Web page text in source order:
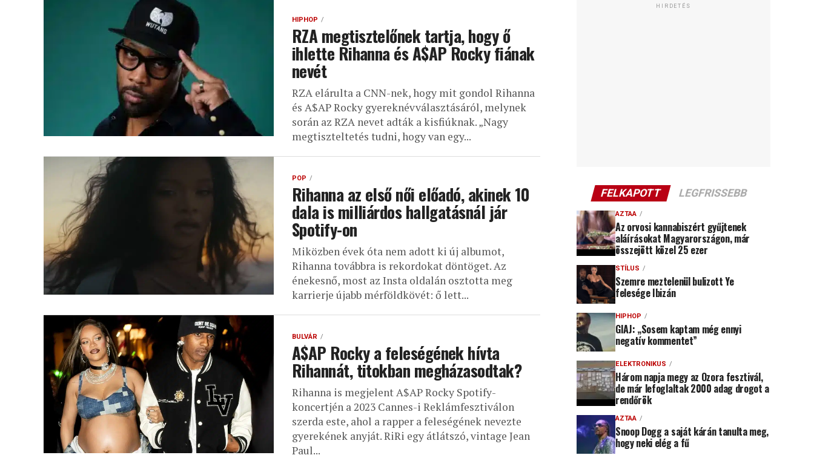
HIPHOP
RZA megtisztelőnek tartja, hogy ő
ihlette Rihanna és A$AP Rocky fiának
nevét
RZA elárulta a CNN-nek, hogy mit gondol Rihanna
és A$AP Rocky gyereknévválasztásáról, melynek
során az RZA nevet adták a kisfiúknak. „Nagy
megtiszteltetés tudni, hogy van egy...
POP
Rihanna az első női előadó, akinek 10
dala is milliárdos hallgatásnál jár
Spotify-on
Miközben évek óta nem adott ki új albumot,
Rihanna továbbra is rekordokat döntöget. Az
énekesnő, most az Insta oldalán osztotta meg
karrierje újabb mérföldkövét: ő lett...
BULVÁR
A$AP Rocky a feleségének hívta
Rihannát, titokban megházasodtak?
Rihanna is megjelent A$AP Rocky Spotify-
koncertjén a 2023 Cannes-i Reklámfesztiválon
szerda este, ahol a rapper a feleségének nevezte
gyerekének anyját. RiRi egy átlátszó, vintage Jean
Paul...
HIRDETÉS
FELKAPOTT LEGFRISSEBB
AZTAA
Az orvosi kannabiszért gyűjtenek
aláírásokat Magyarországon, már
összejött közel 25 ezer
STÍLUS
Szemre meztelenül bulizott Ye
felesége Ibizán
HIPHOP
GIAJ: „Sosem kaptam még ennyi
negatív kommentet”
ELEKTRONIKUS
Három napja megy az Ozora fesztivál,
de már lefoglaltak 2000 adag drogot a
rendőrök
AZTAA
Snoop Dogg a saját kárán tanulta meg,
hogy neki elég a fű